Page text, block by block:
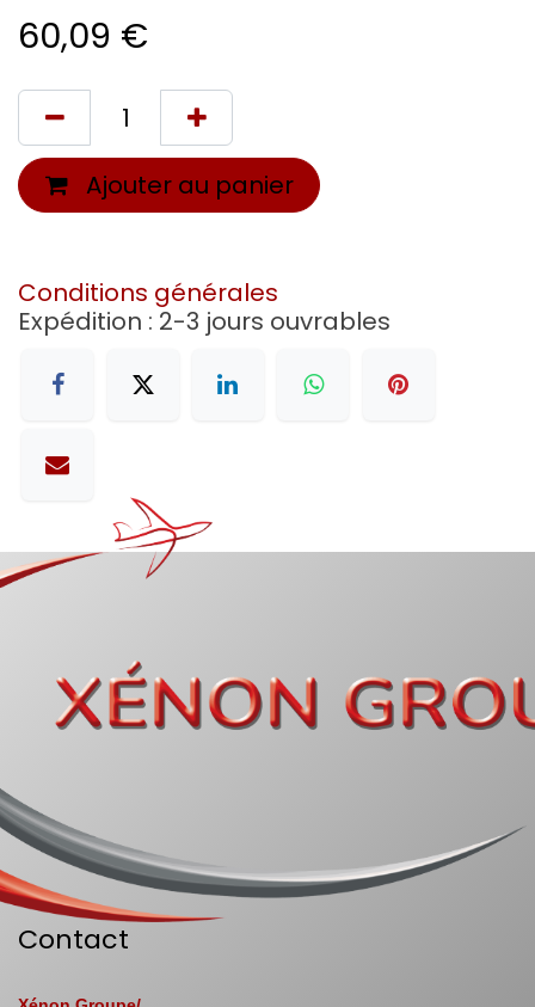
60,09 €
Ajouter au panier
Conditions générales
Expédition : 2-3 jours ouvrables
Contact